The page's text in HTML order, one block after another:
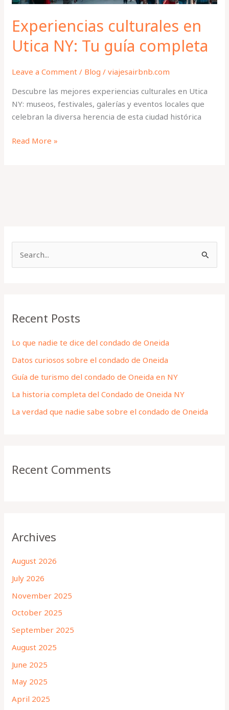
Experiencias culturales en
Utica NY: Tu guía completa
Leave a Comment / Blog /viajesairbnb.com
Descubre las mejores experiencias culturales en Utica
NY: museos, festivales, galerías y eventos locales que
celebran la diversa herencia de esta ciudad histórica
Read More »
c
f
o
r
:
Recent Posts
Lo que nadie te dice del condado de Oneida
Datos curiosos sobre el condado de Oneida
Guía de turismo del condado de Oneida en NY
La historia completa del Condado de Oneida NY
La verdad que nadie sabe sobre el condado de Oneida
Recent Comments
Archives
August 2026
July 2026
November 2025
October 2025
September 2025
August 2025
June 2025
May 2025
April 2025